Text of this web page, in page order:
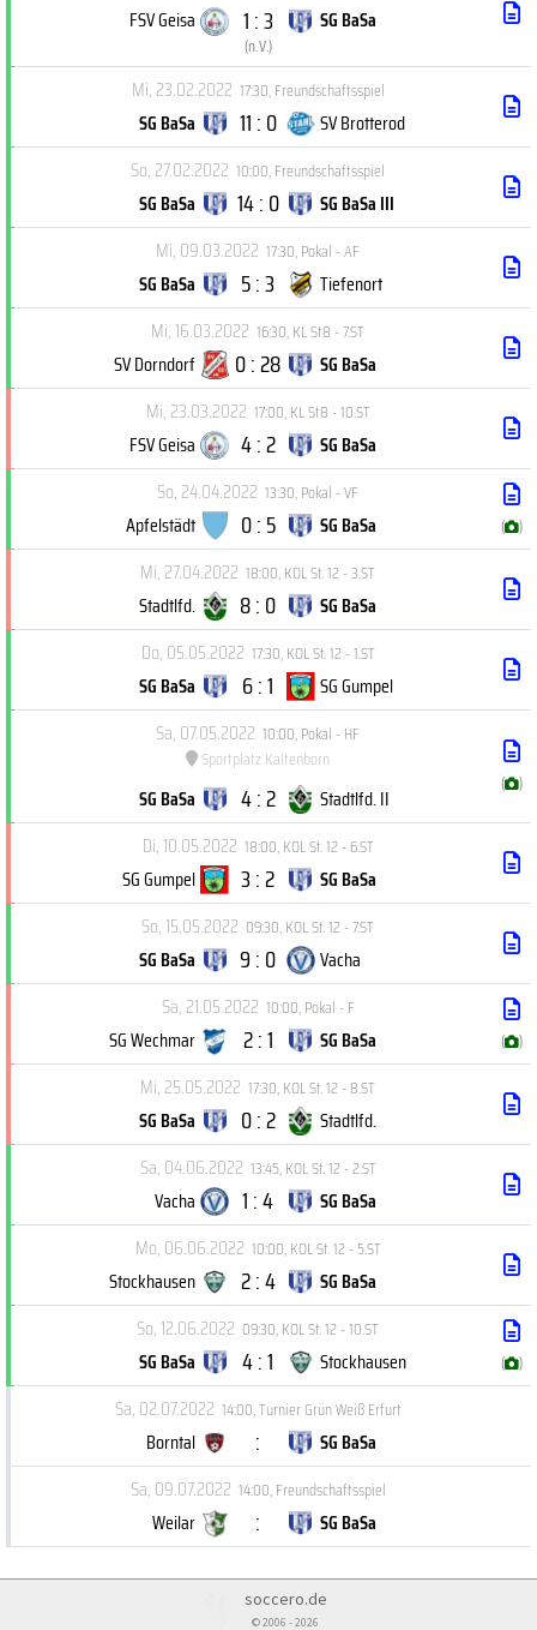
FSV Geisa 1 : 3
(n.V.)
SG BaSa
Mi, 23.02.2022 17:30,Freundschaftsspiel
SG BaSa 11 : 0
SV Brotterod
So, 27.02.2022 10:00,Freundschaftsspiel
SG BaSa 14 : 0
SG BaSa III
Mi, 09.03.2022 17:30,Pokal - AF
SG BaSa 5 : 3
Tiefenort
Mi, 16.03.2022 16:30,KL St8 - 7.ST
SV Dorndorf 0 : 28
SG BaSa
Mi, 23.03.2022 17:00,KL St8 - 10.ST
FSV Geisa 4 : 2
SG BaSa
So, 24.04.2022 13:30,Pokal - VF
Apfelstädt 0 : 5 SG BaSa ( )
Mi, 27.04.2022 18:00,KOL St. 12 - 3.ST
Stadtlfd. 8 : 0
SG BaSa
Do, 05.05.2022 17:30,KOL St. 12 - 1.ST
SG BaSa 6 : 1
SG Gumpel
Sa, 07.05.2022 10:00,Pokal - HF
Sportplatz Kaltenborn
SG BaSa 4 : 2 Stadtlfd. II
( )
Di, 10.05.2022 18:00,KOL St. 12 - 6.ST
SG Gumpel 3 : 2
SG BaSa
So, 15.05.2022 09:30,KOL St. 12 - 7.ST
SG BaSa 9 : 0
Vacha
Sa, 21.05.2022 10:00,Pokal - F
SG Wechmar 2 : 1 SG BaSa ( )
Mi, 25.05.2022 17:30,KOL St. 12 - 8.ST
SG BaSa 0 : 2
Stadtlfd.
Sa, 04.06.2022 13:45,KOL St. 12 - 2.ST
Vacha 1 : 4
SG BaSa
Mo, 06.06.2022 10:00,KOL St. 12 - 5.ST
Stockhausen 2 : 4
SG BaSa
So, 12.06.2022 09:30,KOL St. 12 - 10.ST
SG BaSa 4 : 1 Stockhausen ( )
Sa, 02.07.2022 14:00,Turnier Grün Weiß Erfurt
Borntal :
SG BaSa
Sa, 09.07.2022 14:00,Freundschaftsspiel
Weilar : SG BaSa
soccero.de
© 2006 - 2026